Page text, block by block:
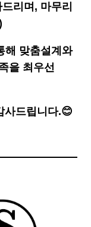
리며, 마무리
해 맞춤설계와
을 최우선
사드립니다.😊